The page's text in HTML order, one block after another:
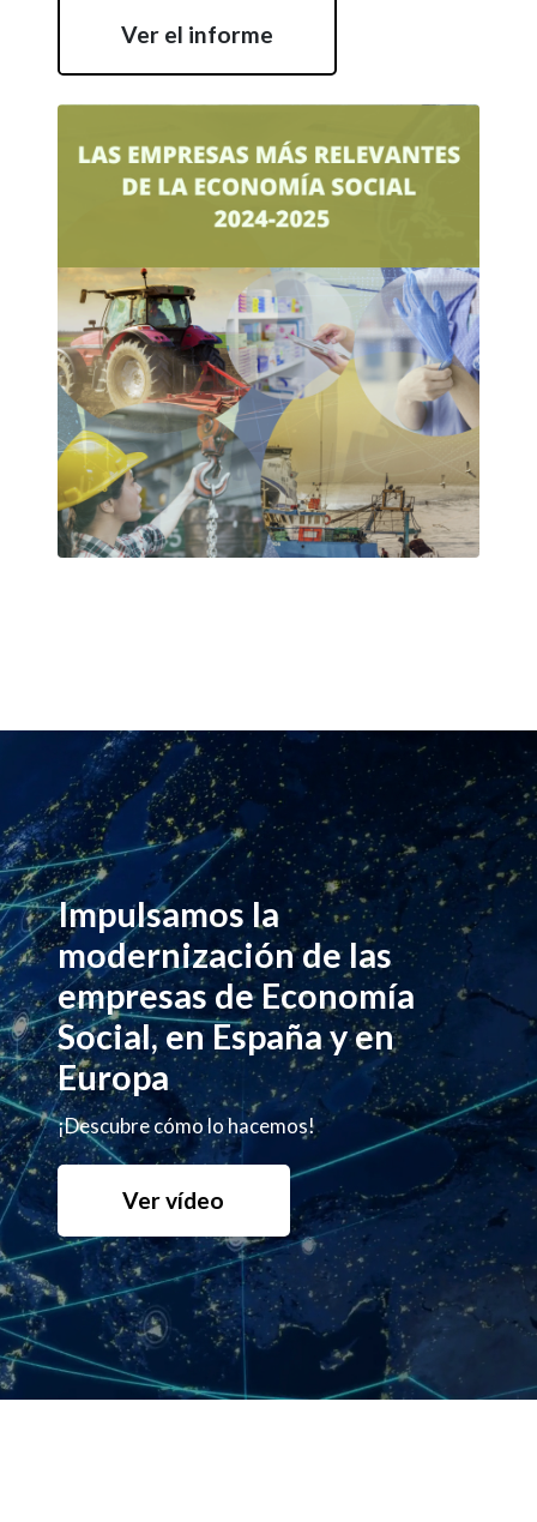
Ver el informe
Impulsamos la
modernización de las
empresas de Economía
Social, en España y en
Europa
¡Descubre cómo lo hacemos!
Ver vídeo